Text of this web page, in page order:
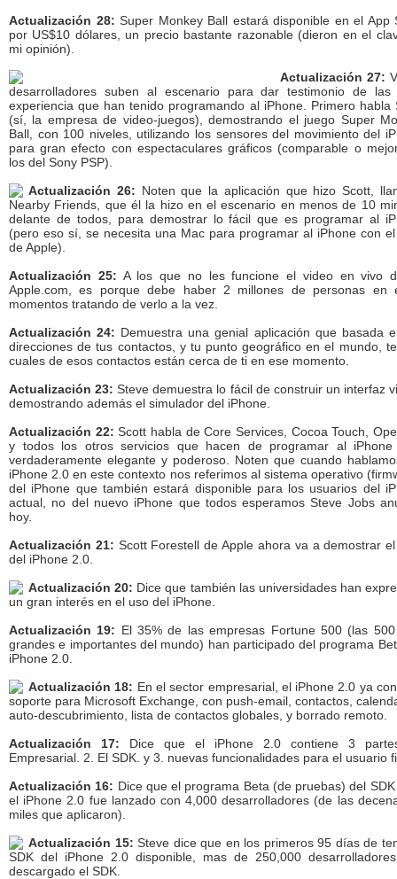
Actualización 28: Super Monkey Ball estará disponible en el App
por US$10 dólares, un precio bastante razonable (dieron en el
mi opinión).
Actualización 27:
desarrolladores suben al escenario para dar testimonio de las
experiencia que han tenido programando al iPhone. Primero habla
(sí, la empresa de video-juegos), demostrando el juego Super
Ball, con 100 niveles, utilizando los sensores del movimiento del
para gran efecto con espectaculares gráficos (comparable o
los del Sony PSP).
Actualización 26: Noten que la aplicación que hizo Scott,
Nearby Friends, que él la hizo en el escenario en menos de 10
delante de todos, para demostrar lo fácil que es programar al
(pero eso sí, se necesita una Mac para programar al iPhone con el
de Apple).
Actualización 25: A los que no les funcione el video en vivo
Apple.com, es porque debe haber 2 millones de personas en
momentos tratando de verlo a la vez.
Actualización 24: Demuestra una genial aplicación que basada
direcciones de tus contactos, y tu punto geográfico en el mundo,
cuales de esos contactos están cerca de ti en ese momento.
Actualización 23: Steve demuestra lo fácil de construir un interfaz
demostrando además el simulador del iPhone.
Actualización 22: Scott habla de Core Services, Cocoa Touch,
y todos los otros servicios que hacen de programar al iPhone
verdaderamente elegante y poderoso. Noten que cuando
iPhone 2.0 en este contexto nos referimos al sistema operativo
del iPhone que también estará disponible para los usuarios del
actual, no del nuevo iPhone que todos esperamos Steve Jobs
hoy.
Actualización 21: Scott Forestell de Apple ahora va a demostrar
del iPhone 2.0.
Actualización 20: Dice que también las universidades han
un gran interés en el uso del iPhone.
Actualización 19: El 35% de las empresas Fortune 500 (las
grandes e importantes del mundo) han participado del programa
iPhone 2.0.
Actualización 18: En el sector empresarial, el iPhone 2.0 ya
soporte para Microsoft Exchange, con push-email, contactos,
auto-descubrimiento, lista de contactos globales, y borrado remoto.
Actualización 17: Dice que el iPhone 2.0 contiene 3
Empresarial. 2. El SDK. y 3. nuevas funcionalidades para el usuario
Actualización 16: Dice que el programa Beta (de pruebas) del
el iPhone 2.0 fue lanzado con 4,000 desarrolladores (de las
miles que aplicaron).
Actualización 15: Steve dice que en los primeros 95 días de
SDK del iPhone 2.0 disponible, mas de 250,000
descargado el SDK.